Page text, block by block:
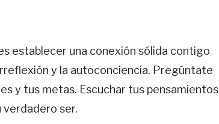
establecer una conexión sólida contigo
y la autoconciencia. Pregúntate
y tus metas. Escuchar tus pensamientos
verdadero ser.